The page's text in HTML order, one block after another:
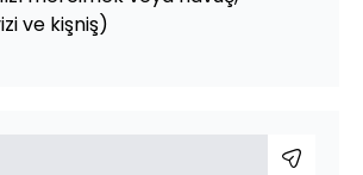
ve kişniş)